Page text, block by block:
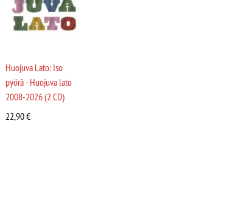
Huojuva Lato: Iso
pyörä - Huojuva lato
2008-2026 (2 CD)
22,90€